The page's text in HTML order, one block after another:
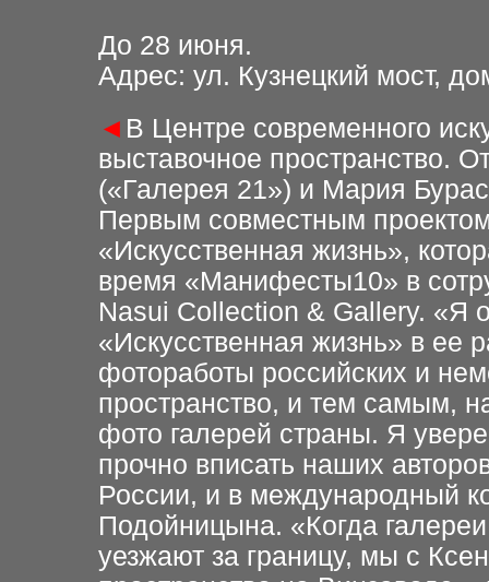
До 28 июня.
Адрес: ул. Кузнецкий мост,
◄ В Центре современного
выставочное пространство.
(«Галерея 21») и Мария
Первым совместным
«Искусственная жизнь»,
время «Манифесты10» в
Nasui Collection & Gallery. «Я
«Искусственная жизнь» в ее
фотоработы российских и
пространство, и тем самым,
фото галерей страны. Я
прочно вписать наших
России, и в международный
Подойницына. «Когда
уезжают за границу, мы с